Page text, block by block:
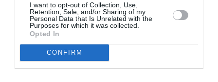
I want to opt-out of Collection, Use,
Retention, Sale, and/or Sharing of my
Personal Data that Is Unrelated with the
Purposes for which it was collected.
Opted In
CONFIRM